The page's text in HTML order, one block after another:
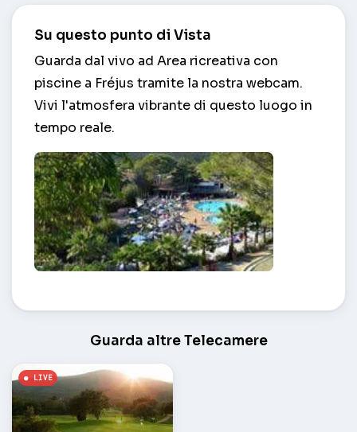
Su questo punto di Vista
Guarda dal vivo ad Area ricreativa con
piscine a Fréjus tramite la nostra webcam.
Vivi l'atmosfera vibrante di questo luogo in
tempo reale.
Guarda altre Telecamere